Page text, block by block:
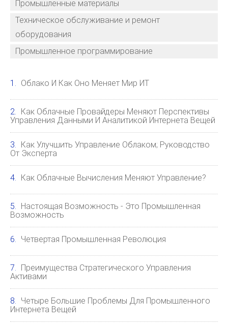
Промышленные материалы
Техническое обслуживание и ремонт
оборудования
Промышленное программирование
Облако И Как Оно Меняет Мир ИТ
Как Облачные Провайдеры Меняют Перспективы
Управления Данными И Аналитикой Интернета Вещей
Как Улучшить Управление Облаком; Руководство
От Эксперта
Как Облачные Вычисления Меняют Управление?
Настоящая Возможность - Это Промышленная
Возможность
Четвертая Промышленная Революция
Преимущества Стратегического Управления
Активами
Четыре Большие Проблемы Для Промышленного
Интернета Вещей